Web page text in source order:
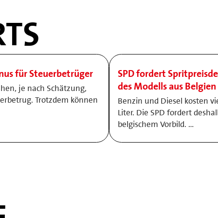
für Steuerbetrüger
je nach Schätzung,
Trotzdem können
SPD fordert
des Modells aus Belgien
Benzin und Diesel kosten
Liter. Die SPD fordert
belgischem Vorbild. …